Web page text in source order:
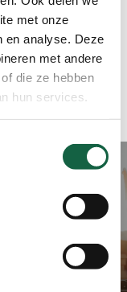
met onze
en analyse. Deze
met andere
die ze hebben
hun services.
van